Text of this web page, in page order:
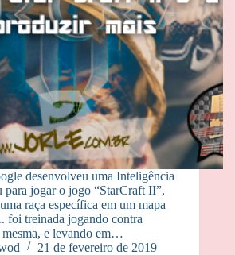
desenvolveu uma Inteligência
jogar o jogo “StarCraft II”,
raça específica em um mapa
foi treinada jogando contra
mesma, e levando em…
21 de fevereiro de 2019